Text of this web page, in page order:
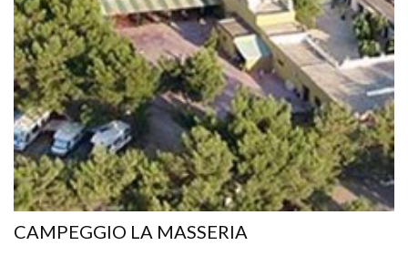
CAMPEGGIO LA MASSERIA